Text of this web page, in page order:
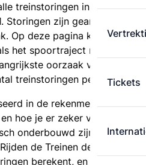
Tickets
treinstoringen in
Storingen zijn gearchiveerd
Op deze pagina kun je
het spoortraject met de
oorzaak voor
treinstoringen per maand.
in de rekenmethode
hoe je er zeker van kunt
onderbouwd zijn. Zie de
de Treinen de
berekent, en hoe je